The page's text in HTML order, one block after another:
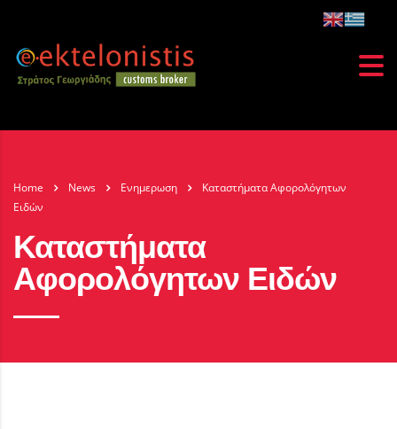
Home News Ενημερωση
Καταστήματα Αφορολόγητων
Ειδών
Καταστήματα
Αφορολόγητων Ειδών